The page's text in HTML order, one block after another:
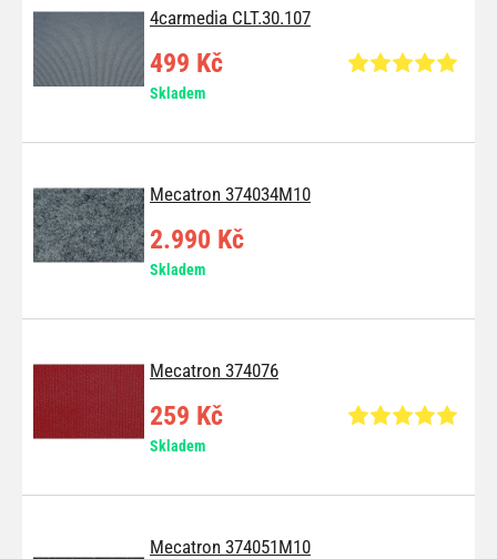
4carmedia CLT.30.107
499 Kč
Skladem
Mecatron 374034M10
2.990 Kč
Skladem
Mecatron 374076
259 Kč
Skladem
Mecatron 374051M10